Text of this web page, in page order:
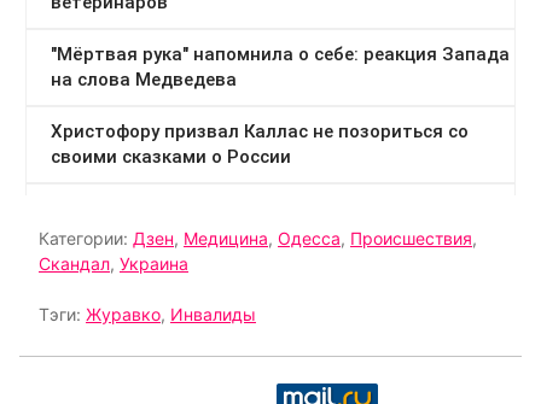
Категории: Дзен, Медицина, Одесса, Происшествия,
Скандал, Украина
Тэги: Журавко, Инвалиды